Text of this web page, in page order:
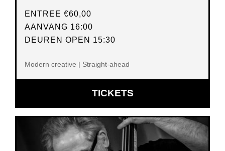
ENTREE €60,00
AANVANG 16:00
DEUREN OPEN 15:30
Modern creative | Straight-ahead
TICKETSOPENT
IN
NIEUW
VENSTER